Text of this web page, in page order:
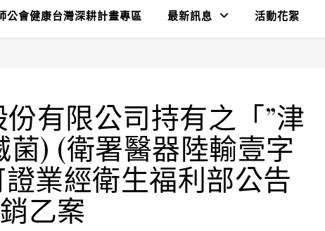
公會健康台灣深耕計畫專區 最新訊息 活動花絮
有限公司持有之「”津
菌) (衛署醫器陸輸壹字
證業經衛生福利部公告
乙案